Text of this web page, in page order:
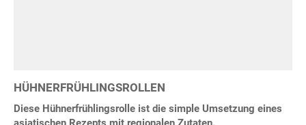
HÜHNERFRÜHLINGSROLLEN
Diese Hühnerfrühlingsrolle ist die simple Umsetzung eines